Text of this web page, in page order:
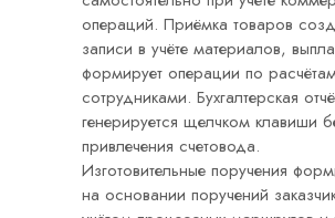
операций. Приёмка товаров
записи в учёте материалов,
формирует операции по
сотрудниками. Бухгалтерская
генерируется щелчком клавиши
привлечения счетовода.
Изготовительные поручения
на основании поручений